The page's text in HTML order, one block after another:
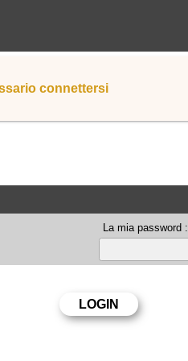
connettersi
La mia password :